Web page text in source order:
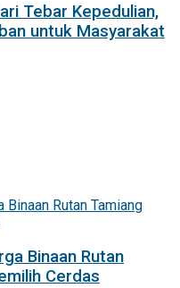
Tebar Kepedulian,
untuk Masyarakat
Binaan Rutan
Cerdas